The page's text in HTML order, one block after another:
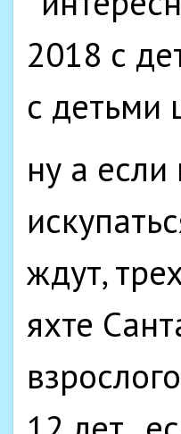
ну а
ждут,
яхте